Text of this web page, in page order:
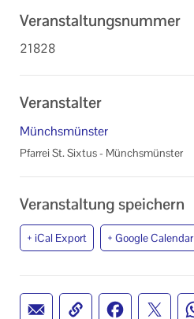
Veranstaltungsnummer
21828
Veranstalter
Münchsmünster
Pfarrei St. Sixtus - Münchsmünster
Veranstaltung speichern
+ iCal Export + Google Calendar